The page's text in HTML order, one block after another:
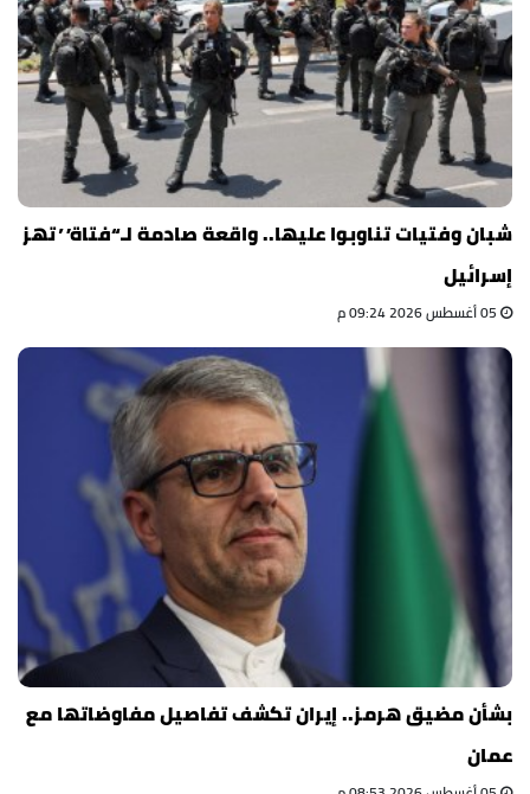
شبان وفتيات تناوبوا عليها.. واقعة صادمة لـ“فتاة” تهز
إسرائيل
بشأن مضيق هرمز.. إيران تكشف تفاصيل مفاوضاتها مع
عمان